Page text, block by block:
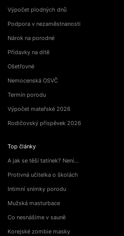
Výpočet plodných dnů
Podpora v nezaměstnanosti
Nárok na porodné
Přídavky na dítě
Ošetřovné
Nemocenská OSVČ
Termín porodu
Výpočet mateřské 2026
Rodičovský příspěvek 2026
Top články
A jak se těší tatínek? Není…
Protivná učitelka o školách
Intimní snímky porodu
Mužská masturbace
Co nesnášíme v sauně
Korejské zombie masky